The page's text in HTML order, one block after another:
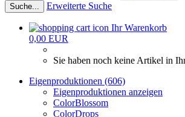
Suche... Erweiterte Suche
Ihr Warenkorb
0,00 EUR
Sie haben noch keine Artikel in
Eigenproduktionen (606)
Eigenproduktionen anzeigen
ColorBlossom
ColorDrops